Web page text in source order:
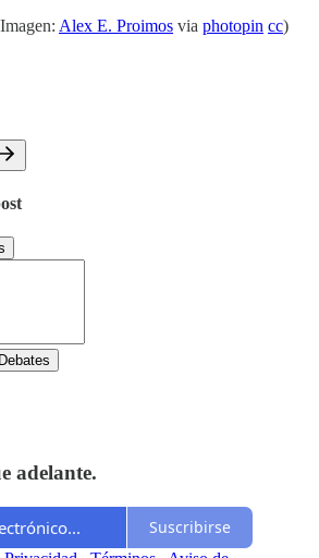
Alex E. Proimos via photopin cc)
Debates
adelante.
Suscribirse